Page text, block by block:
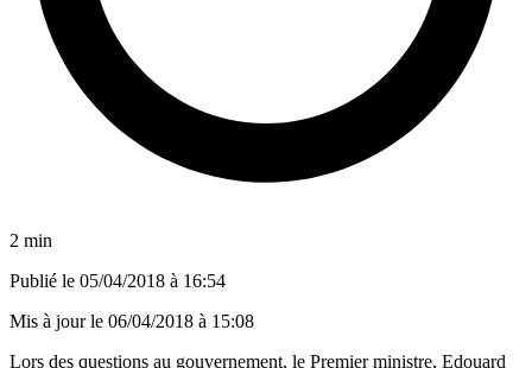
2 min
Publié le 05/04/2018 à 16:54
Mis à jour le 06/04/2018 à 15:08
Lors des questions au gouvernement, le Premier ministre, Edouard